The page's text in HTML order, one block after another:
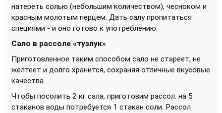
натереть солью (небольшим количеством), чесноком и
красным молотым перцем. Дать салу пропитаться
специями - и оно готово к употреблению.
Сало в рассоле «тузлук»
Приготовленное таким способом сало не стареет, не
желтеет и долго хранится, сохраняя отличные вкусовые
качества.
Чтобы посолить 2 кг сала, приготовим рассол: на 5
стаканов воды потребуется 1 стакан соли. Рассол